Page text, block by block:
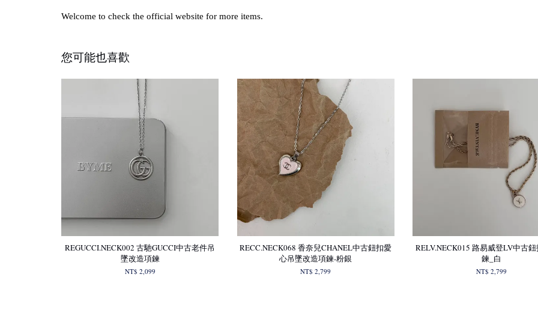
Welcome to check the official website for more items.
您可能也喜歡
REGUCCI.NECK002 古馳GUCCI中古老件吊
墜改造項鍊
NT$ 2,099
RECC.NECK068 香奈兒CHANEL中古鈕扣愛
心吊墜改造項鍊-粉銀
NT$ 2,799
RELV.NECK015 路易威登LV中古
鍊_白
NT$ 2,799